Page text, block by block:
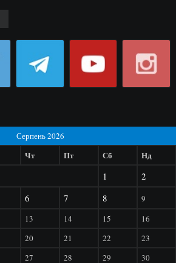
Серпень 2026
Чт Пт Сб Нд
1
2
6 7 8
9
13 14 15
16
20 21 22
23
27 28 29 30